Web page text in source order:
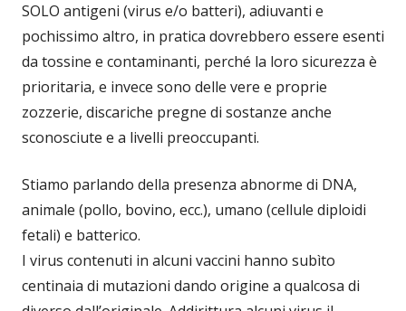
SOLO antigeni (virus e/o batteri), adiuvanti e
pochissimo altro, in pratica dovrebbero essere esenti
da tossine e contaminanti, perché la loro sicurezza è
prioritaria, e invece sono delle vere e proprie
zozzerie, discariche pregne di sostanze anche
sconosciute e a livelli preoccupanti.
Stiamo parlando della presenza abnorme di DNA,
animale (pollo, bovino, ecc.), umano (cellule diploidi
fetali) e batterico.
I virus contenuti in alcuni vaccini hanno subìto
centinaia di mutazioni dando origine a qualcosa di